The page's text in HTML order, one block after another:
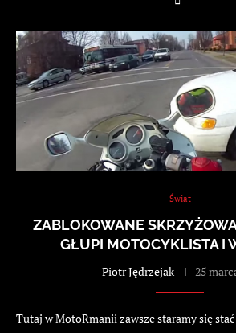
Świat
ZABLOKOWANE
GŁUPI MOTOCYKLISTA I
-Piotr Jędrzejak 25
Tutaj w MotoRmanii zawsze staramy się